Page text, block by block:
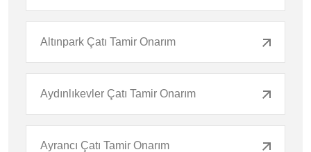
Altınpark Çatı Tamir Onarım
Aydınlıkevler Çatı Tamir Onarım
Ayrancı Çatı Tamir Onarım